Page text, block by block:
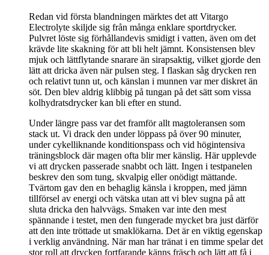
Redan vid första blandningen märktes det att Vitargo
Electrolyte skiljde sig från många enklare sportdrycker.
Pulvret löste sig förhållandevis smidigt i vatten, även om det
krävde lite skakning för att bli helt jämnt. Konsistensen blev
mjuk och lättflytande snarare än sirapsaktig, vilket gjorde den
lätt att dricka även när pulsen steg. I flaskan såg drycken ren
och relativt tunn ut, och känslan i munnen var mer diskret än
söt. Den blev aldrig klibbig på tungan på det sätt som vissa
kolhydratsdrycker kan bli efter en stund.
Under längre pass var det framför allt magtoleransen som
stack ut. Vi drack den under löppass på över 90 minuter,
under cykelliknande konditionspass och vid högintensiva
träningsblock där magen ofta blir mer känslig. Här upplevde
vi att drycken passerade snabbt och lätt. Ingen i testpanelen
beskrev den som tung, skvalpig eller onödigt mättande.
Tvärtom gav den en behaglig känsla i kroppen, med jämn
tillförsel av energi och vätska utan att vi blev sugna på att
sluta dricka den halvvägs. Smaken var inte den mest
spännande i testet, men den fungerade mycket bra just därför
att den inte tröttade ut smaklökarna. Det är en viktig egenskap
i verklig användning. När man har tränat i en timme spelar det
stor roll att drycken fortfarande känns fräsch och lätt att få i